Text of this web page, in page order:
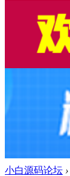
小白源码论坛 ›